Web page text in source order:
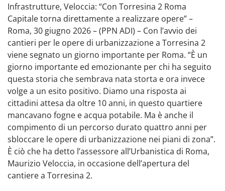
Infrastrutture, Veloccia: “Con Torresina 2 Roma
Capitale torna direttamente a realizzare opere” –
Roma, 30 giugno 2026 – (PPN ADI) – Con l’avvio dei
cantieri per le opere di urbanizzazione a Torresina 2
viene segnato un giorno importante per Roma. “È un
giorno importante ed emozionante per chi ha seguito
questa storia che sembrava nata storta e ora invece
volge a un esito positivo. Diamo una risposta ai
cittadini attesa da oltre 10 anni, in questo quartiere
mancavano fogne e acqua potabile. Ma è anche il
compimento di un percorso durato quattro anni per
sbloccare le opere di urbanizzazione nei piani di zona”.
È ciò che ha detto l’assessore all’Urbanistica di Roma,
Maurizio Veloccia, in occasione dell’apertura del
cantiere a Torresina 2.